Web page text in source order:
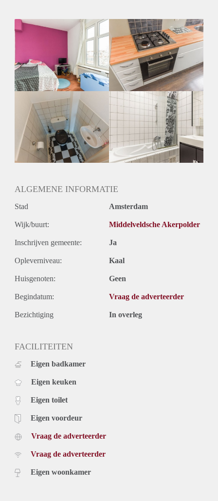
Huurtoeslag
N.V.T.
Huurtermijn
Onbepaalde termijn
Oplevering
Gestoffeerd
ALGEMENE INFORMATIE
Stad Amsterdam
Wijk/buurt: Middelveldsche Akerpolder
Inschrijven gemeente: Ja
Opleverniveau: Kaal
Huisgenoten: Geen
Begindatum: Vraag de adverteerder
Bezichtiging In overleg
FACILITEITEN
Eigen badkamer
Eigen keuken
Eigen toilet
Eigen voordeur
Vraag de adverteerder
Vraag de adverteerder
Eigen woonkamer